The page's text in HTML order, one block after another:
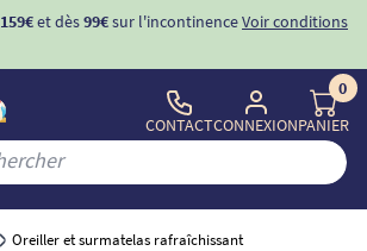
159€et dès99€sur l'incontinenceVoir conditions
CONTACTCONNEXION
0
PANIER
Oreiller et surmatelas rafraîchissant